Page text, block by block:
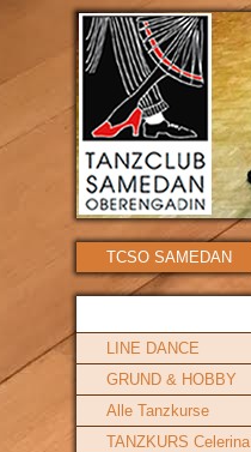
TCSO SAMEDAN
LINE DANCE
GRUND & HOBBY
Alle Tanzkurse
TANZKURS Celerina